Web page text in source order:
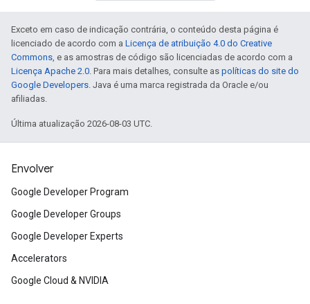
Exceto em caso de indicação contrária, o conteúdo desta página é
licenciado de acordo com a Licença de atribuição 4.0 do Creative
Commons, e as amostras de código são licenciadas de acordo com a
Licença Apache 2.0. Para mais detalhes, consulte as políticas do site do
Google Developers. Java é uma marca registrada da Oracle e/ou
afiliadas.
Última atualização 2026-08-03 UTC.
Envolver
Google Developer Program
Google Developer Groups
Google Developer Experts
Accelerators
Google Cloud & NVIDIA